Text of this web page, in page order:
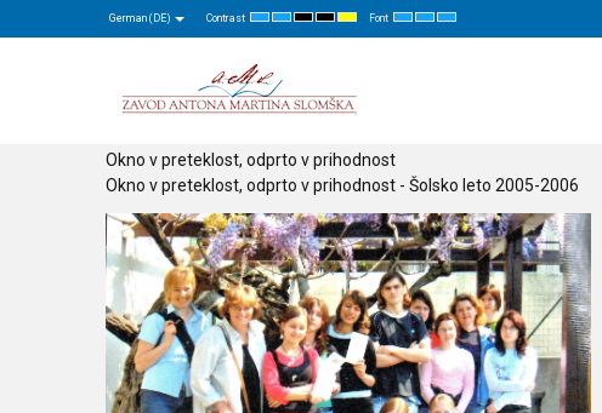
German (DE) Contrast
DefaultNightHigh
Black
High
Black
High
Yellow
Font
Set
Font
Set
Font
Set
Font
Okno v preteklost, odprto v prihodnost
Okno v preteklost, odprto v prihodnost - Šolsko leto 2005-2006